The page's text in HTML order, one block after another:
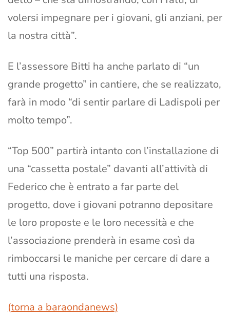
volersi impegnare per i giovani, gli anziani, per
la nostra città”.
E l’assessore Bitti ha anche parlato di “un
grande progetto” in cantiere, che se realizzato,
farà in modo “di sentir parlare di Ladispoli per
molto tempo”.
“Top 500” partirà intanto con l’installazione di
una “cassetta postale” davanti all’attività di
Federico che è entrato a far parte del
progetto, dove i giovani potranno depositare
le loro proposte e le loro necessità e che
l’associazione prenderà in esame così da
rimboccarsi le maniche per cercare di dare a
tutti una risposta.
(torna a baraondanews)